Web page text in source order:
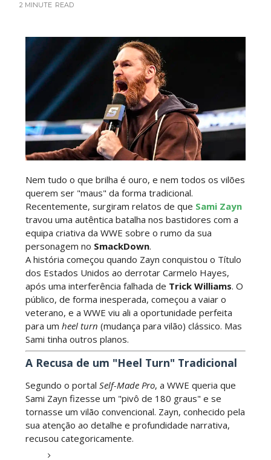
Semana 2
-Aug 02 2026
Semana em Sexyness No.52
SCSA867-Aug 02 2026
WWE SummerSlam 2026 - Saturday
Unknown -Aug 01 2026
WWE Friday Night Smackdown 31 July 2026
Unknown-Aug 01 2026
TNA iMPACT Wrestling 30 July 2026
Unknown-Jul 31 2026
AEW Dynamite 29JUL26
WWE NXT 28 JULY 2026
Unknown-Jul 29 2026
2 MINUTE READ
Nem tudo o que brilha é ouro, e nem todos os vilões
querem ser "maus" da forma tradicional.
Recentemente, surgiram relatos de que Sami Zayn
travou uma autêntica batalha nos bastidores com a
equipa criativa da WWE sobre o rumo da sua
personagem no SmackDown.
A história começou quando Zayn conquistou o Título
dos Estados Unidos ao derrotar Carmelo Hayes,
após uma interferência falhada de Trick Williams. O
público, de forma inesperada, começou a vaiar o
veterano, e a WWE viu ali a oportunidade perfeita
para um heel turn (mudança para vilão) clássico. Mas
Sami tinha outros planos.
A Recusa de um "Heel Turn" Tradicional
Segundo o portal Self-Made Pro, a WWE queria que
Sami Zayn fizesse um "pivô de 180 graus" e se
tornasse um vilão convencional. Zayn, conhecido pela
sua atenção ao detalhe e profundidade narrativa,
recusou categoricamente.